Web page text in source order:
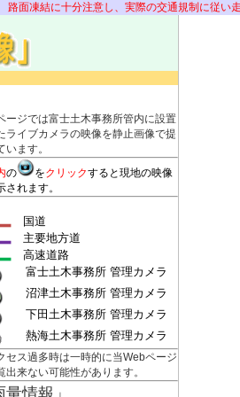
凍結に十分注意し、実際の交通規制に従い走行